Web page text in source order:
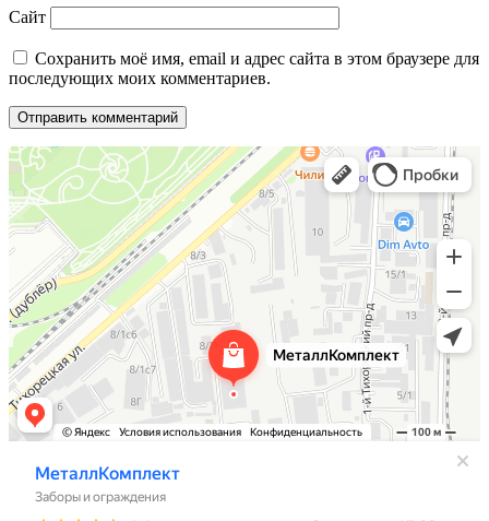
Сайт
Сохранить моё имя, email и адрес сайта в этом браузере для
последующих моих комментариев.
МеталлКомплект
Заборы и ограждения в Краснодаре